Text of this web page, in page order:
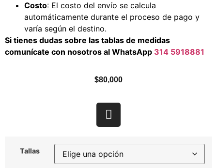
Costo: El costo del envío se calcula
automáticamente durante el proceso de pago y
varía según el destino.
Si tienes dudas sobre las tablas de medidas
comunícate con nosotros al WhatsApp 314 5918881
$80,000
Tallas